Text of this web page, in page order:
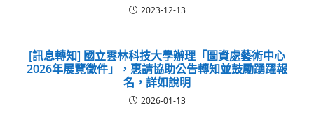
2023-12-13
[訊息轉知] 國立雲林科技大學辦理「圖資處藝術中心
2026年展覽徵件」，惠請協助公告轉知並鼓勵踴躍報
名，詳如說明
2026-01-13